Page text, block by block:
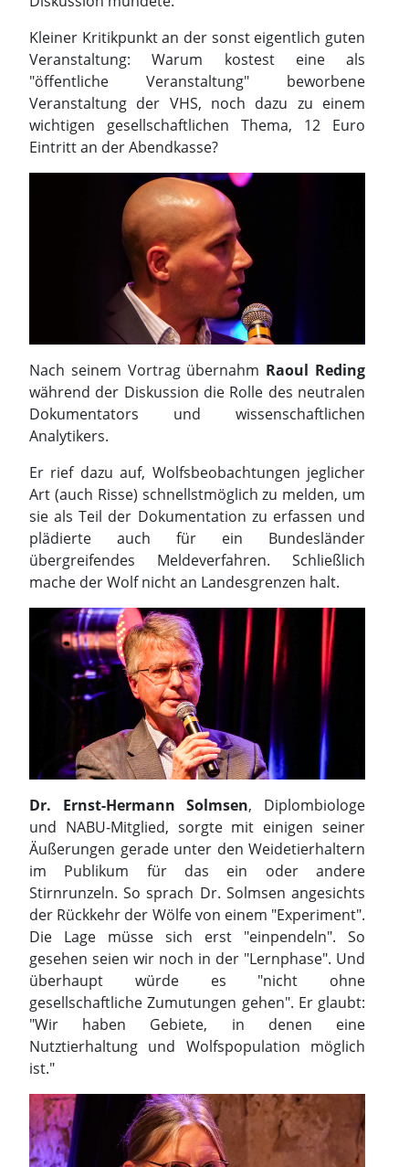
Kleiner Kritikpunkt an der sonst eigentlich guten
Veranstaltung: Warum kostest eine als
"öffentliche Veranstaltung" beworbene
Veranstaltung der VHS, noch dazu zu einem
wichtigen gesellschaftlichen Thema, 12 Euro
Eintritt an der Abendkasse?
Nach seinem Vortrag übernahm Raoul Reding
während der Diskussion die Rolle des neutralen
Dokumentators und wissenschaftlichen
Analytikers.
Er rief dazu auf, Wolfsbeobachtungen jeglicher
Art (auch Risse) schnellstmöglich zu melden, um
sie als Teil der Dokumentation zu erfassen und
plädierte auch für ein Bundesländer
übergreifendes Meldeverfahren. Schließlich
mache der Wolf nicht an Landesgrenzen halt.
Dr. Ernst-Hermann Solmsen, Diplombiologe
und NABU-Mitglied, sorgte mit einigen seiner
Äußerungen gerade unter den Weidetierhaltern
im Publikum für das ein oder andere
Stirnrunzeln. So sprach Dr. Solmsen angesichts
der Rückkehr der Wölfe von einem "Experiment".
Die Lage müsse sich erst "einpendeln". So
gesehen seien wir noch in der "Lernphase". Und
überhaupt würde es "nicht ohne
gesellschaftliche Zumutungen gehen". Er glaubt:
"Wir haben Gebiete, in denen eine
Nutztierhaltung und Wolfspopulation möglich
ist."